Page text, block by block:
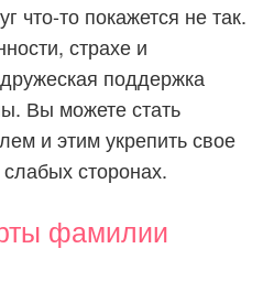
что-то покажется не так.
страхе и
поддержка
Вы можете стать
и этим укрепить свое
сторонах.
фамилии